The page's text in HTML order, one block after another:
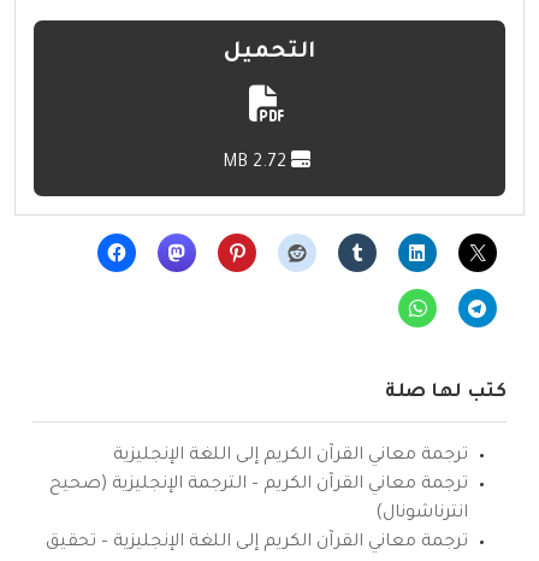
التحميل
كتب لها صلة
ترجمة معاني القرآن الكريم إلى اللغة الإنجليزية
ترجمة معاني القرآن الكريم – الترجمة الإنجليزية (صحيح
انترناشونال)
ترجمة معاني القرآن الكريم إلى اللغة الإنجليزية – تحقيق